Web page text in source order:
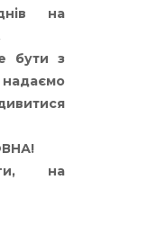
на
бути з
на